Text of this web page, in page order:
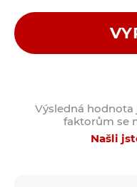
Výsledná
faktorům se
Našli